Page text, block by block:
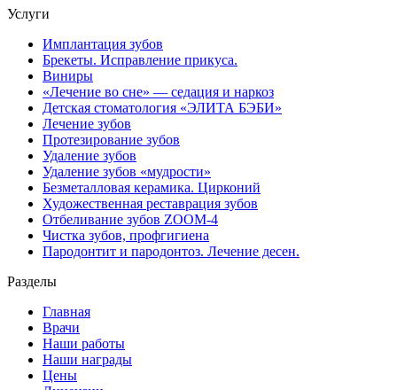
Услуги
Имплантация зубов
Брекеты. Исправление прикуса.
Виниры
«Лечение во сне» — седация и наркоз
Детская стоматология «ЭЛИТА БЭБИ»
Лечение зубов
Протезирование зубов
Удаление зубов
Удаление зубов «мудрости»
Безметалловая керамика. Цирконий
Художественная реставрация зубов
Отбеливание зубов ZOOM-4
Чистка зубов, профгигиена
Пародонтит и пародонтоз. Лечение десен.
Разделы
Главная
Врачи
Наши работы
Наши награды
Цены